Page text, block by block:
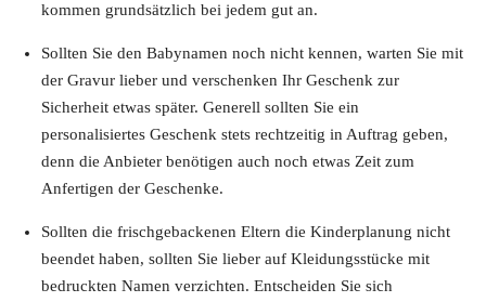
kommen grundsätzlich bei jedem gut an.
Sollten Sie den Babynamen noch nicht kennen, warten Sie mit
der Gravur lieber und verschenken Ihr Geschenk zur
Sicherheit etwas später. Generell sollten Sie ein
personalisiertes Geschenk stets rechtzeitig in Auftrag geben,
denn die Anbieter benötigen auch noch etwas Zeit zum
Anfertigen der Geschenke.
Sollten die frischgebackenen Eltern die Kinderplanung nicht
beendet haben, sollten Sie lieber auf Kleidungsstücke mit
bedruckten Namen verzichten. Entscheiden Sie sich